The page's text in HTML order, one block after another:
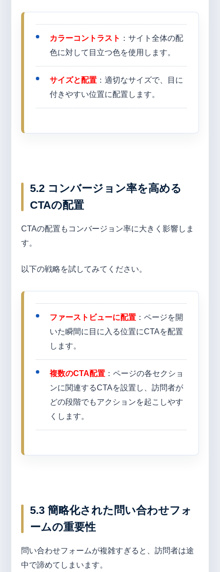
カラーコントラスト ：サイト全体の配
色に対して目立つ色を使用します。
サイズと配置 ：適切なサイズで、目に
付きやすい位置に配置します。
5.2 コンバージョン率を高める
CTAの配置
CTAの配置もコンバージョン率に大きく影響しま
す。
以下の戦略を試してみてください。
ファーストビューに配置 ：ページを開
いた瞬間に目に入る位置にCTAを配置
します。
複数のCTA配置 ：ページの各セクショ
ンに関連するCTAを設置し、訪問者が
どの段階でもアクションを起こしやす
くします。
5.3 簡略化された問い合わせフォ
ームの重要性
問い合わせフォームが複雑すぎると、訪問者は途
中で諦めてしまいます。